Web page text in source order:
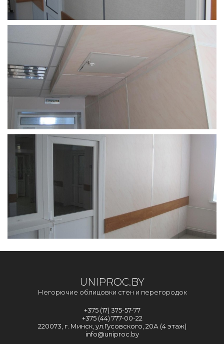
UNIPROC.BY
Негорючие облицовки стен и перегородок
+375 (17) 375-57-77
+375 (44) 777-00-22
220073, г. Минск, ул.Гусовского, 20А (4 этаж)
info@uniproc.by